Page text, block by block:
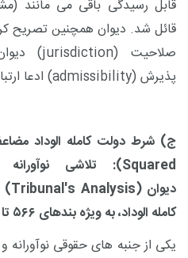
قابل رسیدگی باقی می مانند
قائل شد. دیوان همچنین تصریح
صلاحیت (jurisdiction
)
پذیرش (admissibility) ادعا
ج) شرط دولت کامله الوداد
Squared): تلاشی نوآورانه
دیوان (Tribunal's Analysis)
کامله الوداد، به ویژه بندهای ۵۶۶ تا
یکی از جنبه های حقوقی نوآورانه